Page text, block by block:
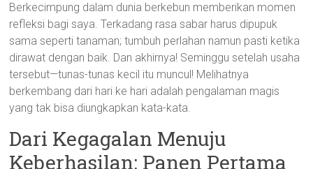
Berkecimpung dalam dunia berkebun memberikan momen
refleksi bagi saya. Terkadang rasa sabar harus dipupuk
sama seperti tanaman; tumbuh perlahan namun pasti ketika
dirawat dengan baik. Dan akhirnya! Seminggu setelah usaha
tersebut—tunas-tunas kecil itu muncul! Melihatnya
berkembang dari hari ke hari adalah pengalaman magis
yang tak bisa diungkapkan kata-kata.
Dari Kegagalan Menuju
Keberhasilan: Panen Pertama